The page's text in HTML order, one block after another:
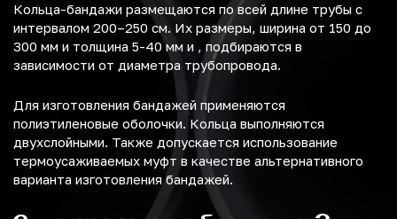
Кольца-бандажи размещаются по всей длине трубы с
интервалом 200–250 см. Их размеры, ширина от 150 до
300 мм и толщина 5-40 мм и , подбираются в
зависимости от диаметра трубопровода.
Для изготовления бандажей применяются
полиэтиленовые оболочки. Кольца выполняются
двухслойными. Также допускается использование
термоусаживаемых муфт в качестве альтернативного
варианта изготовления бандажей.